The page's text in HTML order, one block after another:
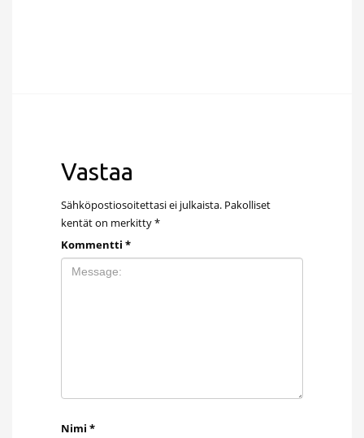
Vastaa
Sähköpostiosoitettasi ei julkaista. Pakolliset
kentät on merkitty*
Kommentti *
Nimi *